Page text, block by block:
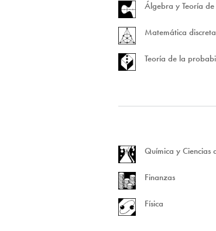
Álgebra y Teoría de
Matemática
Teoría de la
Química y Ciencias
Finanzas
Física